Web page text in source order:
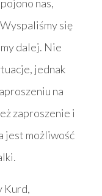
nas,
się
dalej. Nie
jednak
na
zaproszenie i
jest możliwość
Kurd,